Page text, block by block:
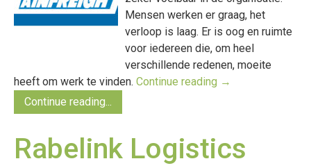
Mensen werken er graag, het
verloop is laag. Er is oog en ruimte
voor iedereen die, om heel
verschillende redenen, moeite
heeft om werk te vinden. Continue reading →
Continue reading...
Rabelink Logistics